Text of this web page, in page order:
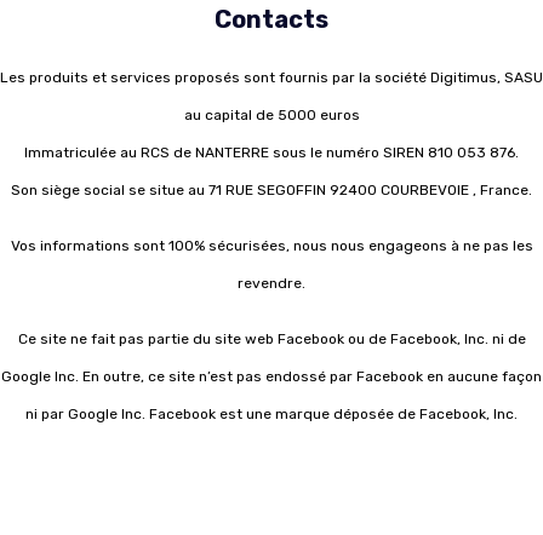
Contacts
Les produits et services proposés sont fournis par la société Digitimus, SASU
au capital de 5000 euros
Immatriculée au RCS de NANTERRE sous le numéro SIREN 810 053 876.
Son siège social se situe au 71 RUE SEGOFFIN 92400 COURBEVOIE , France.
Vos informations sont 100% sécurisées, nous nous engageons à ne pas les
revendre.
Ce site ne fait pas partie du site web Facebook ou de Facebook, Inc. ni de
Google Inc. En outre, ce site n’est pas endossé par Facebook en aucune façon
ni par Google Inc. Facebook est une marque déposée de Facebook, Inc.